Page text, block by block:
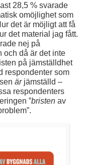
28,5 % svarade
omöjlighet som
det är möjligt att få
det material jag fått.
nej på
och då är det inte
på jämställdhet
respondenter som
ärjämställd –
respondenters
”bristen av